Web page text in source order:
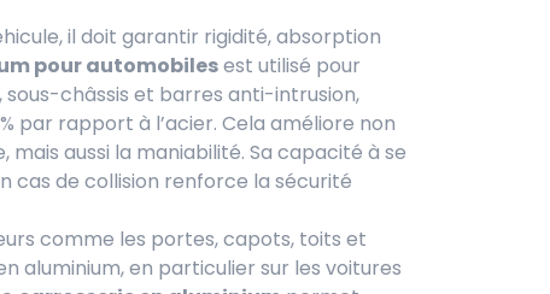
il doit garantir rigidité, absorption
pour automobilesest utilisé pour
châssis et barres anti-intrusion,
par rapport à l’acier. Cela améliore non
aussi la maniabilité. Sa capacité à se
de collision renforce la sécurité
comme les portes, capots, toits et
aluminium, en particulier sur les voitures